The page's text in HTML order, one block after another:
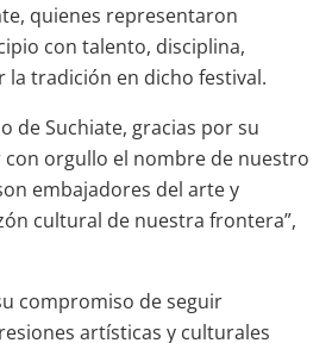
quienes representaron
con talento, disciplina,
la tradición en dicho festival.
de Suchiate, gracias por su
orgullo el nombre de nuestro
embajadores del arte y
cultural de nuestra frontera”,
compromiso de seguir
artísticas y culturales